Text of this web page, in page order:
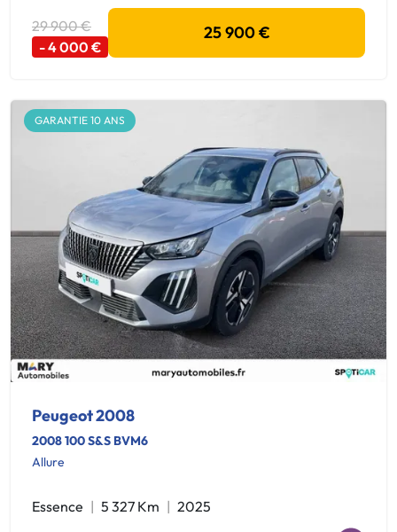
29 900 €
- 4 000 €
25 900 €
GARANTIE 10 ANS
Peugeot 2008
2008 100 S&S BVM6
Allure
Essence 5 327 Km
2025